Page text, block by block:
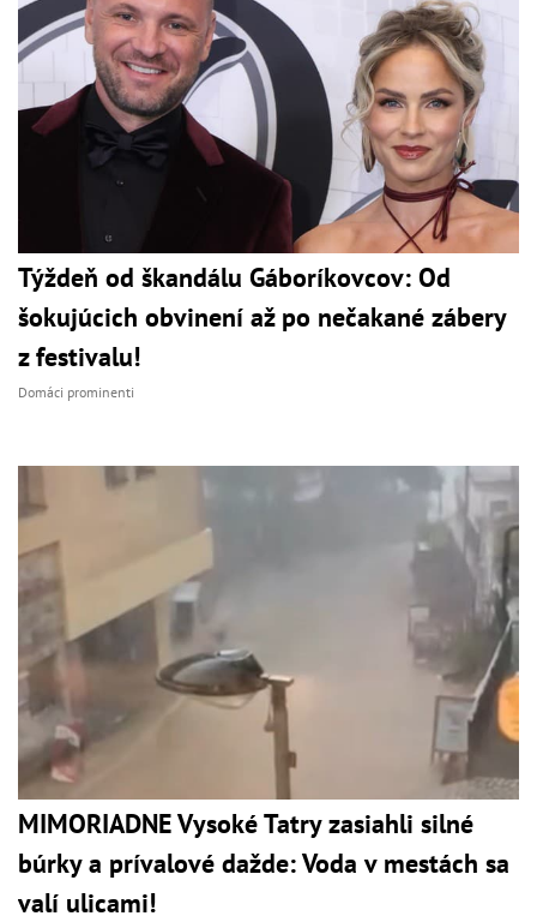
Týždeň od škandálu Gáboríkovcov: Od
šokujúcich obvinení až po nečakané zábery
z festivalu!
Domáci prominenti
MIMORIADNE Vysoké Tatry zasiahli silné
búrky a prívalové dažde: Voda v mestách sa
valí ulicami!